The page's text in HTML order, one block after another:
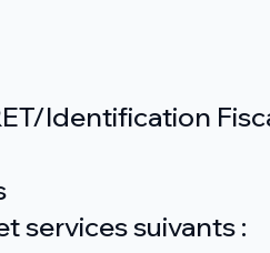
Identification
services suivants :